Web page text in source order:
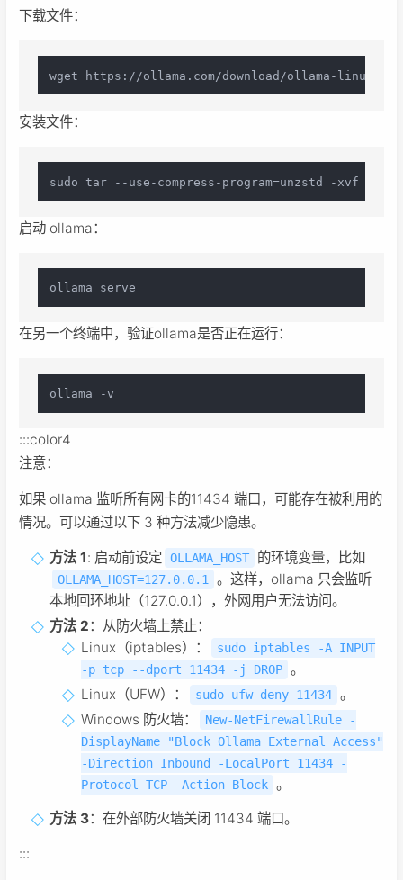
下载文件：
安装文件：
启动 ollama：
在另一个终端中，验证ollama是否正在运行：
:::color4
注意：
如果 ollama 监听所有网卡的11434 端口，可能存在被利用的
情况。可以通过以下 3 种方法减少隐患。
方法 1: 启动前设定 OLLAMA_HOST 的环境变量，比如
OLLAMA_HOST=127.0.0.1 。这样，ollama 只会监听
本地回环地址（127.0.0.1），外网用户无法访问。
方法 2：从防火墙上禁止：
Linux（iptables）：
sudo iptables -A INPUT
-p tcp --dport 11434 -j DROP 。
Linux（UFW）：
sudo ufw deny 11434 。
Windows 防火墙：
New-NetFirewallRule -
DisplayName "Block Ollama External Access"
-Direction Inbound -LocalPort 11434 -
Protocol TCP -Action Block 。
方法 3：在外部防火墙关闭 11434 端口。
:::